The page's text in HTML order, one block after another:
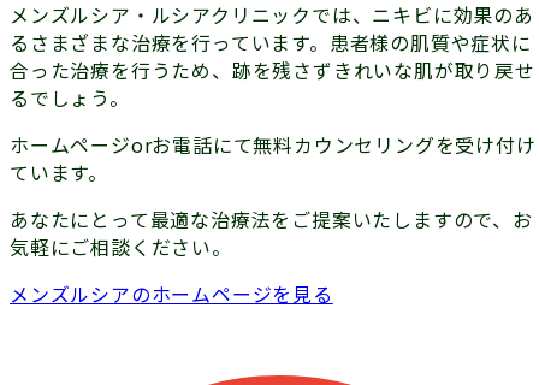
メンズルシア・ルシアクリニックでは、ニキビに効果のあ
るさまざまな治療を行っています。患者様の肌質や症状に
合った治療を行うため、跡を残さずきれいな肌が取り戻せ
るでしょう。
ホームページorお電話にて無料カウンセリングを受け付け
ています。
あなたにとって最適な治療法をご提案いたしますので、お
気軽にご相談ください。
メンズルシアのホームページを見る